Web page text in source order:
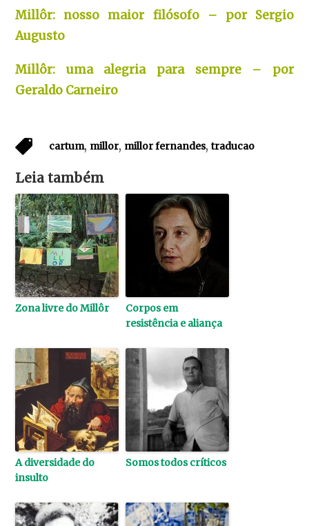
Millôr: nosso maior filósofo – por Sergio
Augusto
Millôr: uma alegria para sempre – por
Geraldo Carneiro
cartum, millor, millor fernandes,traducao
Leia também
Zona livre do Millôr
Corpos em
resistência e aliança
A diversidade do
insulto
Somos todos críticos